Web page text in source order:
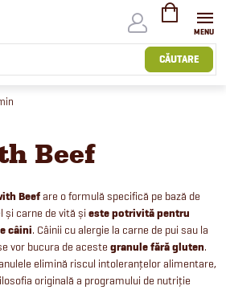
CĂUTARE
COŞ
DE
Beef
Beefare o formulă specifică pe bază de
și carne de vită și este potrivită pentru
câini. Câinii cu alergie la carne de pui sau la
vor bucura de aceste granule fără gluten.
elimină riscul intoleranțelor alimentare,
originală a programului de nutriție